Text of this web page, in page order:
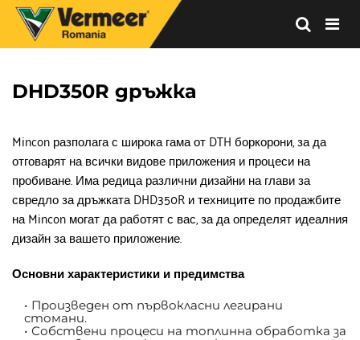
DHD350R дръжка
Mincon разполага с широка гама от DTH боркорони, за да
отговарят на всички видове приложения и процеси на
пробиване. Има редица различни дизайни на глави за
свредло за дръжката DHD350R и техниците по продажбите
на Mincon могат да работят с вас, за да определят идеалния
дизайн за вашето приложение.
Основни характеристики и предимства
Произведен от първокласни легирани
стомани.
Собствени процеси на топлинна обработка за